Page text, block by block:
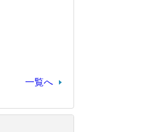
一覧へ